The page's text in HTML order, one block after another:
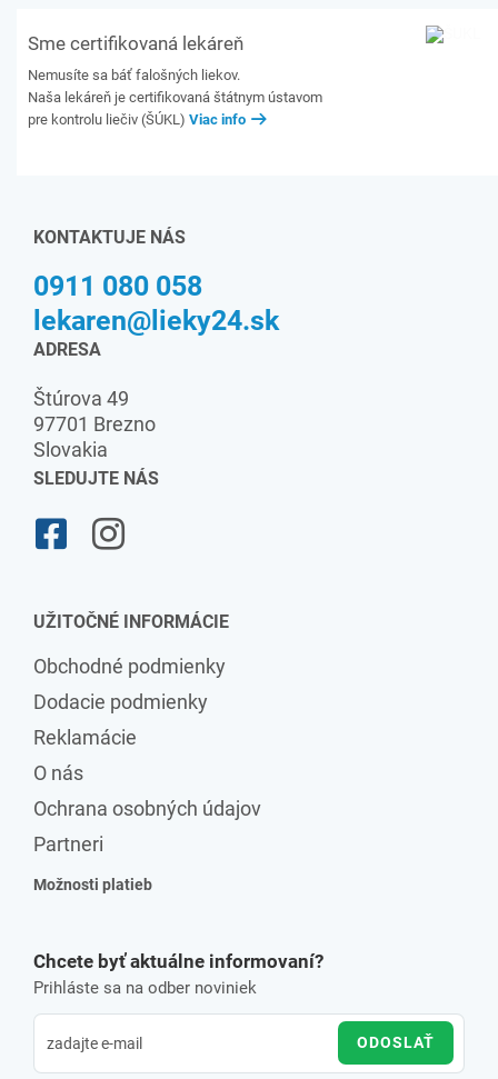
Sme certifikovaná lekáreň
Nemusíte sa báť falošných liekov.
Naša lekáreň je certifikovaná štátnym ústavom
pre kontrolu liečiv (ŠÚKL) Viac info
KONTAKTUJE NÁS
0911 080 058
lekaren@lieky24.sk
ADRESA
Štúrova 49
97701 Brezno
Slovakia
SLEDUJTE NÁS
UŽITOČNÉ INFORMÁCIE
Obchodné podmienky
Dodacie podmienky
Reklamácie
O nás
Ochrana osobných údajov
Partneri
Možnosti platieb
Chcete byť aktuálne informovaní?
Prihláste sa na odber noviniek
ODOSLAŤ